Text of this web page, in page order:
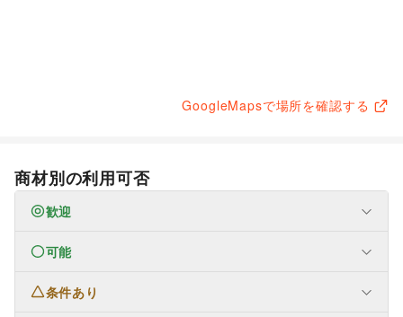
GoogleMapsで場所を確認する
商材別の利用可否
歓迎
なし可能
ファッション
条件あり